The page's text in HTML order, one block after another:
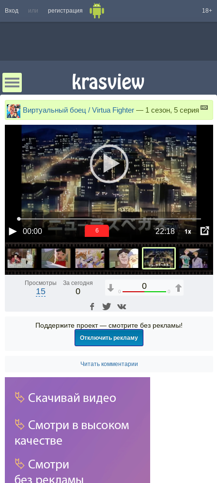
Вход или регистрация 18+
Виртуальный боец / Virtua Fighter — 1 сезон, 5 серия
00:00 22:18 1x
6
Просмотры
15
За сегодня
0
0
0 0
Поддержите проект — смотрите без рекламы!
Отключить рекламу
Читать комментарии